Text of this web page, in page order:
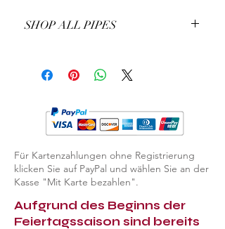
SHOP ALL PIPES
Für Kartenzahlungen ohne Registrierung
klicken Sie auf PayPal und wählen Sie an der
Kasse "Mit Karte bezahlen".
Aufgrund des Beginns der
Feiertagssaison sind bereits